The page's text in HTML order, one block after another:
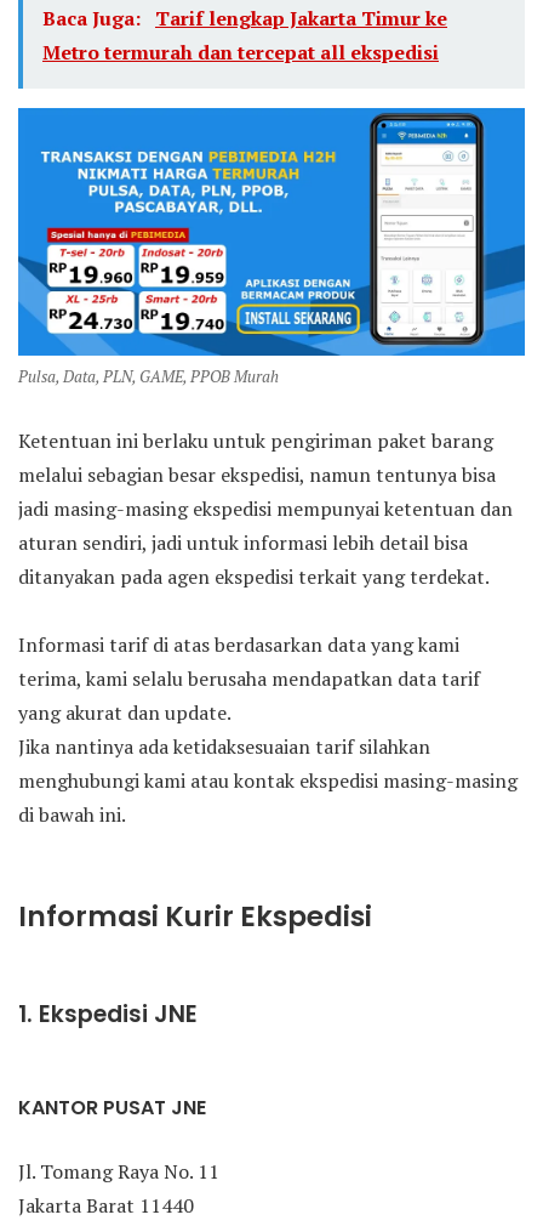
Baca Juga: Tarif lengkap Jakarta Timur ke
Metro termurah dan tercepat all ekspedisi
Pulsa, Data, PLN, GAME, PPOB Murah
Ketentuan ini berlaku untuk pengiriman paket barang
melalui sebagian besar ekspedisi, namun tentunya bisa
jadi masing-masing ekspedisi mempunyai ketentuan dan
aturan sendiri, jadi untuk informasi lebih detail bisa
ditanyakan pada agen ekspedisi terkait yang terdekat.
Informasi tarif di atas berdasarkan data yang kami
terima, kami selalu berusaha mendapatkan data tarif
yang akurat dan update.
Jika nantinya ada ketidaksesuaian tarif silahkan
menghubungi kami atau kontak ekspedisi masing-masing
di bawah ini.
Informasi Kurir Ekspedisi
1. Ekspedisi JNE
KANTOR PUSAT JNE
Jl. Tomang Raya No. 11
Jakarta Barat 11440